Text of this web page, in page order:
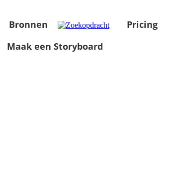
Bronnen
Pricing
Maak een Storyboard